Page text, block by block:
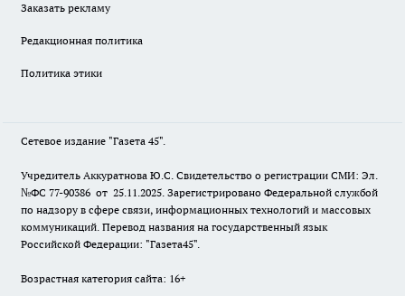
Заказать рекламу
Редакционная политика
Политика этики
Сетевое издание "Газета 45".
Учредитель Аккуратнова Ю.С. Свидетельство о регистрации СМИ: Эл.
№ФС 77-90386 от 25.11.2025. Зарегистрировано Федеральной службой
по надзору в сфере связи, информационных технологий и массовых
коммуникаций. Перевод названия на государственный язык
Российской Федерации: "Газета45".
Возрастная категория сайта: 16+